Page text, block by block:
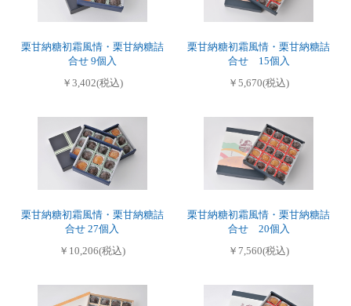
栗甘納糖初霜風情・栗甘納糖詰
合せ 9個入
￥3,402(税込)
栗甘納糖初霜風情・栗甘納糖詰
合せ 15個入
￥5,670(税込)
栗甘納糖初霜風情・栗甘納糖詰
合せ 27個入
￥10,206(税込)
栗甘納糖初霜風情・栗甘納糖詰
合せ 20個入
￥7,560(税込)